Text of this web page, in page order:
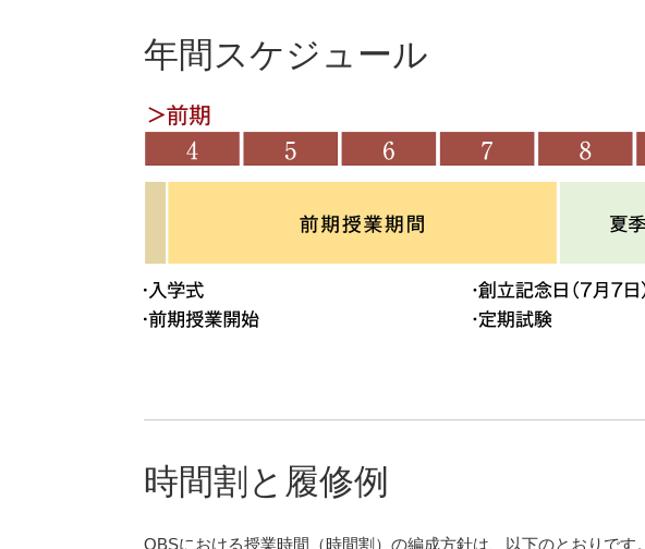
年間スケジュール
時間割と履修例
OBSにおける授業時間（時間割）の編成方針は、以下のとおりです。